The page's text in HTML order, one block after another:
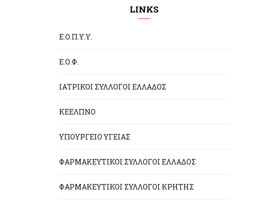
LINKS
Ε.Ο.Π.Υ.Υ.
Ε.Ο.Φ.
ΙΑΤΡΙΚΟΙ ΣΥΛΛΟΓΟΙ ΕΛΛΑΔΟΣ
ΚΕΕΛΠΝΟ
ΥΠΟΥΡΓΕΙΟ ΥΓΕΙΑΣ
ΦΑΡΜΑΚΕΥΤΙΚΟΙ ΣΥΛΛΟΓΟΙ ΕΛΛΑΔΟΣ
ΦΑΡΜΑΚΕΥΤΙΚΟΙ ΣΥΛΛΟΓΟΙ ΚΡΗΤΗΣ